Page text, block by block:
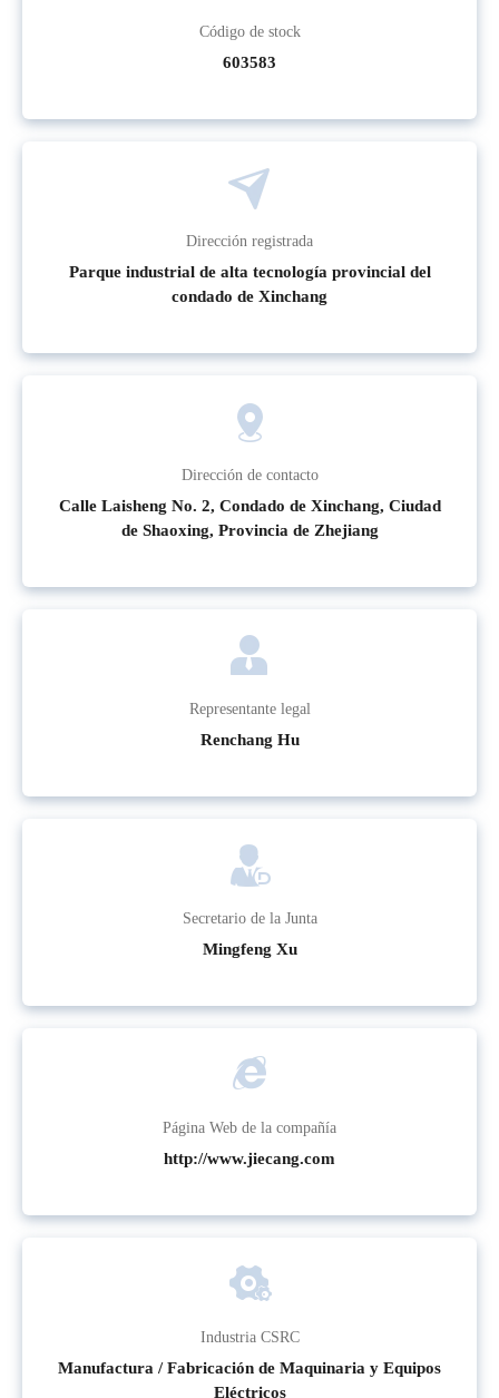
Código de stock
603583
Dirección registrada
Parque industrial de alta tecnología provincial del
condado de Xinchang
Dirección de contacto
Calle Laisheng No. 2, Condado de Xinchang, Ciudad
de Shaoxing, Provincia de Zhejiang
Representante legal
Renchang Hu
Secretario de la Junta
Mingfeng Xu
Página Web de la compañía
http://www.jiecang.com
Industria CSRC
Manufactura / Fabricación de Maquinaria y Equipos
Eléctricos